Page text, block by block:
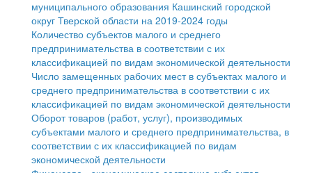
Образование
Здравоохранение
Социальная защита
Фотоальбом
Работа с обращениями граждан
Муниципальный контроль
Муниципальные услуги
Проекты административных регламентов
Антимонопольный комплаенс
Противодействие коррупции
Имущественная поддержка субъектов малого и
среднего предпринимательства
Информационная поддержка субъектов малого и
среднего предпринимательства
Муниципальные программы
Контрольно-счетная палата
муниципального образования Кашинский городской
округ Тверской области на 2019-2024 годы
Количество субъектов малого и среднего
предпринимательства в соответствии с их
классификацией по видам экономической деятельности
Число замещенных рабочих мест в субъектах малого и
среднего предпринимательства в соответствии с их
классификацией по видам экономической деятельности
Оборот товаров (работ, услуг), производимых
субъектами малого и среднего предпринимательства, в
соответствии с их классификацией по видам
экономической деятельности